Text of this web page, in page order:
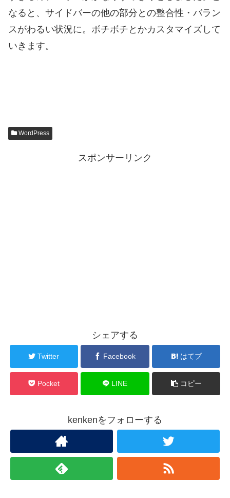
なると、サイドバーの他の部分との整合性・バラン
スがわるい状況に。ボチボチとかカスタマイズして
いきます。
WordPress
スポンサーリンク
シェアする
Twitter Facebook はてブ
Pocket LINE コピー
kenkenをフォローする